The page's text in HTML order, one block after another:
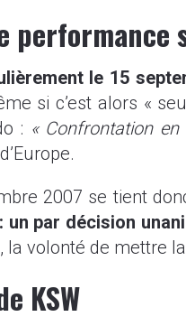
performance
le 15
si c’est alors «
: « Confrontation
2007 se tient
un par décision
la volonté de mettre
KSW